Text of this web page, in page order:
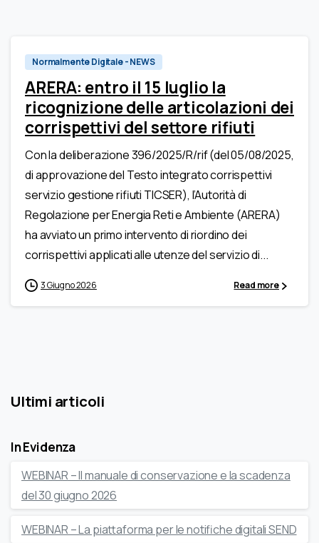
Normalmente Digitale - NEWS
ARERA: entro il 15 luglio la
ricognizione delle articolazioni dei
corrispettivi del settore rifiuti
Con la deliberazione 396/2025/R/rif (del 05/08/2025,
di approvazione del Testo integrato corrispettivi
servizio gestione rifiuti TICSER), l’Autorità di
Regolazione per Energia Reti e Ambiente (ARERA)
ha avviato un primo intervento di riordino dei
corrispettivi applicati alle utenze del servizio di...
3 Giugno 2026 Read more
Ultimi articoli
In Evidenza
WEBINAR – Il manuale di conservazione e la scadenza
del 30 giugno 2026
WEBINAR – La piattaforma per le notifiche digitali SEND